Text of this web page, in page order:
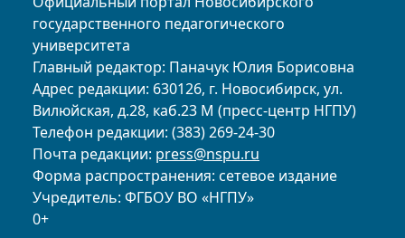
государственного педагогического
университета
Главный редактор: Паначук Юлия Борисовна
Адрес редакции: 630126, г. Новосибирск, ул.
Вилюйская, д.28, каб.23 М (пресс-центр НГПУ)
Телефон редакции: (383) 269-24-30
Почта редакции: press@nspu.ru
Форма распространения: сетевое издание
Учредитель: ФГБОУ ВО «НГПУ»
0+